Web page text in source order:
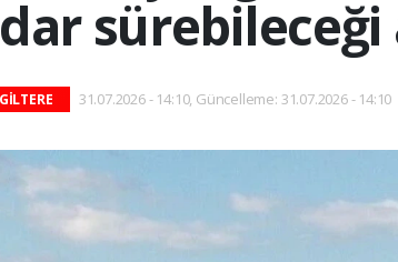
sürebileceği
31.07.2026 - 14:10, Güncelleme: 31.07.2026 - 14:10